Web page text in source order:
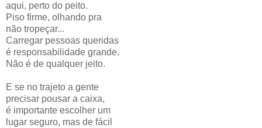
aqui, perto do peito.
Piso firme, olhando pra
não tropeçar...
Carregar pessoas queridas
é responsabilidade grande.
Não é de qualquer jeito.
E se no trajeto a gente
precisar pousar a caixa,
é importante escolher um
lugar seguro, mas de fácil